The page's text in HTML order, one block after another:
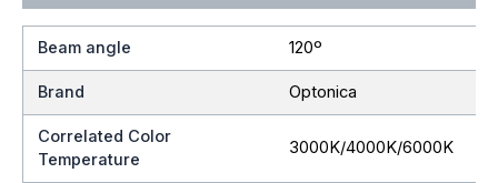
Beam angle 120º
Brand Optonica
Correlated Color
Temperature
3000K/4000K/6000K